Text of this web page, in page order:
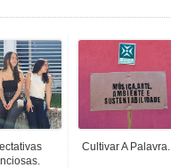
Cultivar A Palavra.